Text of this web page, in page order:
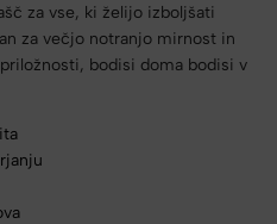
za vse, ki želijo izboljšati
za večjo notranjo mirnost in
bodisi doma bodisi v